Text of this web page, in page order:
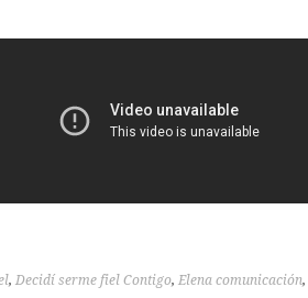
, Decidí serme fiel Contigo, Elena comunicación,